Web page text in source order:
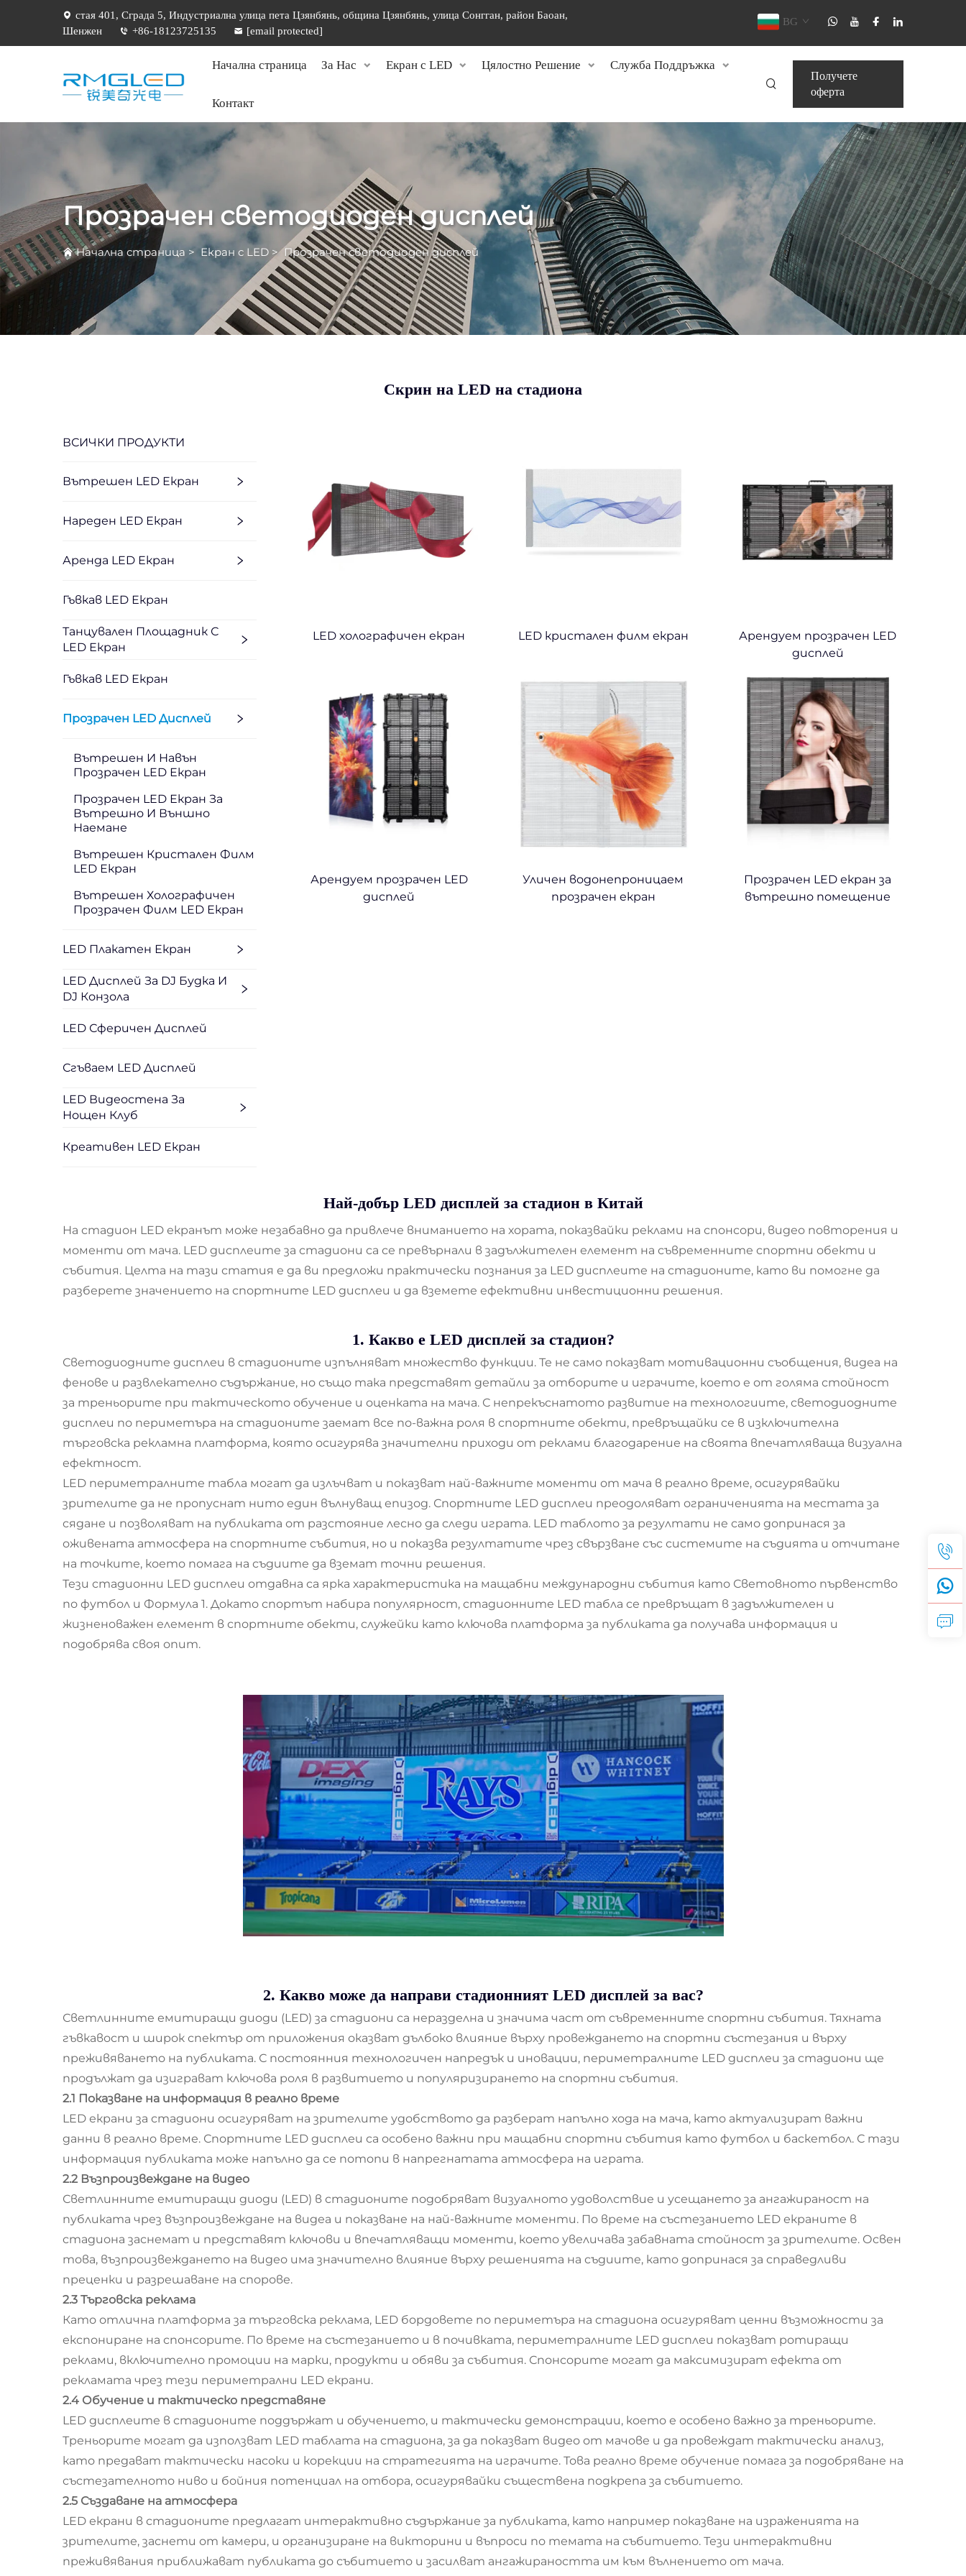
стая 401, Сграда 5, Индустриална улица пета Цзянбянь, община Цзянбянь, улица Сонгган, район Баоан,
Шенжен
+86-18123725135 [email protected]
BG
Начална страница За Нас Екран с LED Цялостно Решение Служба Поддръжка
Контакт
Получете
оферта
Прозрачен светодиоден дисплей
Начална страница >Екран с LED >Прозрачен светодиоден дисплей
Скрин на LED на стадиона
ВСИЧКИ ПРОДУКТИ
Вътрешен LED Екран
Нареден LED Екран
Аренда LED Екран
Гъвкав LED Екран
Танцувален Площадник С
LED Екран
Гъвкав LED Екран
Прозрачен LED Дисплей
Вътрешен И Навън
Прозрачен LED Екран
Прозрачен LED Екран За
Вътрешно И Външно
Наемане
Вътрешен Кристален Филм
LED Екран
Вътрешен Холографичен
Прозрачен Филм LED Екран
LED Плакатен Екран
LED Дисплей За DJ Будка И
DJ Конзола
LED Сферичен Дисплей
Сгъваем LED Дисплей
LED Видеостена За
Нощен Клуб
Креативен LED Екран
LED холографичен екран LED кристален филм екран
Арендуем прозрачен LED
дисплей
Арендуем прозрачен LED
дисплей
Уличен водонепроницаем
прозрачен екран
Прозрачен LED екран за
вътрешно помещение
Най-добър LED дисплей за стадион в Китай
На стадион LED екранът може незабавно да привлече вниманието на хората, показвайки реклами на спонсори, видео повторения и
моменти от мача. LED дисплеите за стадиони са се превърнали в задължителен елемент на съвременните спортни обекти и
събития. Целта на тази статия е да ви предложи практически познания за LED дисплеите на стадионите, като ви помогне да
разберете значението на спортните LED дисплеи и да вземете ефективни инвестиционни решения.
1. Какво е LED дисплей за стадион?
Светодиодните дисплеи в стадионите изпълняват множество функции. Те не само показват мотивационни съобщения, видеа на
фенове и развлекателно съдържание, но също така представят детайли за отборите и играчите, което е от голяма стойност
за треньорите при тактическото обучение и оценката на мача. С непрекъснатото развитие на технологиите, светодиодните
дисплеи по периметъра на стадионите заемат все по-важна роля в спортните обекти, превръщайки се в изключителна
търговска рекламна платформа, която осигурява значителни приходи от реклами благодарение на своята впечатляваща визуална
ефектност.
LED периметралните табла могат да излъчват и показват най-важните моменти от мача в реално време, осигурявайки
зрителите да не пропуснат нито един вълнуващ епизод. Спортните LED дисплеи преодоляват ограниченията на местата за
сядане и позволяват на публиката от разстояние лесно да следи играта. LED таблото за резултати не само допринася за
оживената атмосфера на спортните събития, но и показва резултатите чрез свързване със системите на съдията и отчитане
на точките, което помага на съдиите да вземат точни решения.
Тези стадионни LED дисплеи отдавна са ярка характеристика на мащабни международни събития като Световното първенство
по футбол и Формула 1. Докато спортът набира популярност, стадионните LED табла се превръщат в задължителен и
жизненоважен елемент в спортните обекти, служейки като ключова платформа за публиката да получава информация и
подобрява своя опит.
2. Какво може да направи стадионният LED дисплей за вас?
Светлинните емитиращи диоди (LED) за стадиони са неразделна и значима част от съвременните спортни събития. Тяхната
гъвкавост и широк спектър от приложения оказват дълбоко влияние върху провеждането на спортни състезания и върху
преживяването на публиката. С постоянния технологичен напредък и иновации, периметралните LED дисплеи за стадиони ще
продължат да изиграват ключова роля в развитието и популяризирането на спортни събития.
2.1 Показване на информация в реално време
LED екрани за стадиони осигуряват на зрителите удобството да разберат напълно хода на мача, като актуализират важни
данни в реално време. Спортните LED дисплеи са особено важни при мащабни спортни събития като футбол и баскетбол. С тази
информация публиката може напълно да се потопи в напрегнатата атмосфера на играта.
2.2 Възпроизвеждане на видео
Светлинните емитиращи диоди (LED) в стадионите подобряват визуалното удоволствие и усещането за ангажираност на
публиката чрез възпроизвеждане на видеа и показване на най-важните моменти. По време на състезанието LED екраните в
стадиона заснемат и представят ключови и впечатляващи моменти, което увеличава забавната стойност за зрителите. Освен
това, възпроизвеждането на видео има значително влияние върху решенията на съдиите, като допринася за справедливи
преценки и разрешаване на спорове.
2.3 Търговска реклама
Като отлична платформа за търговска реклама, LED бордовете по периметъра на стадиона осигуряват ценни възможности за
експониране на спонсорите. По време на състезанието и в почивката, периметралните LED дисплеи показват ротиращи
реклами, включително промоции на марки, продукти и обяви за събития. Спонсорите могат да максимизират ефекта от
рекламата чрез тези периметрални LED екрани.
2.4 Обучение и тактическо представяне
LED дисплеите в стадионите поддържат и обучението, и тактически демонстрации, което е особено важно за треньорите.
Треньорите могат да използват LED таблата на стадиона, за да показват видео от мачове и да провеждат тактически анализ,
като предават тактически насоки и корекции на стратегията на играчите. Това реално време обучение помага за подобряване на
състезателното ниво и бойния потенциал на отбора, осигурявайки съществена подкрепа за събитието.
2.5 Създаване на атмосфера
LED екрани в стадионите предлагат интерактивно съдържание за публиката, като например показване на израженията на
зрителите, заснети от камери, и организиране на викторини и въпроси по темата на събитието. Тези интерактивни
преживявания приближават публиката до събитието и засилват ангажираността им към вълнението от мача.